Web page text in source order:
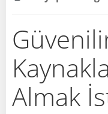
Almak